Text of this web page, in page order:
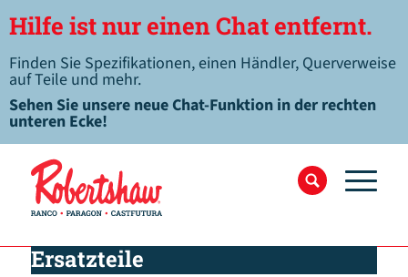
Hilfe ist nur einen Chat entfernt.
Finden Sie Spezifikationen, einen Händler, Querverweise
auf Teile und mehr.
Sehen Sie unsere neue Chat-Funktion in der rechten
unteren Ecke!
Ersatzteile